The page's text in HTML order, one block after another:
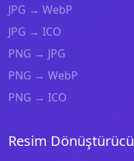
JPG → WebP
JPG → ICO
PNG → JPG
PNG → WebP
PNG → ICO
Resim Dönüştürücü